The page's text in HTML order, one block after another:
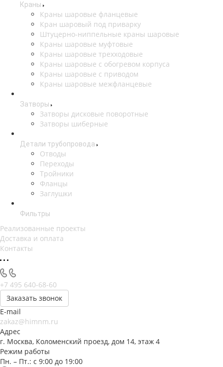
Краны
Краны шаровые фланцевые
Кран шаровый под приварку
Штуцерно-ниппельные краны шаровые
Краны шаровые муфтовые
Краны шаровые трехходовые
Краны шаровые с обогревом корпуса
Краны шаровые с приводом
Краны шаровые межфланцевые
Затворы
Затворы дисковые поворотные
Затворы шиберные
Детали трубопровода
Отводы
Переходы
Тройники
Фланцы
Заглушки
Фильтры
Реализованные проекты
Доставка и оплата
Контакты
+7 495 640-68-60
Заказать звонок
E-mail
zakaz@himnm.ru
Адрес
г. Москва, Коломенский проезд, дом 14, этаж 4
Режим работы
Пн. – Пт.: с 9:00 до 19:00